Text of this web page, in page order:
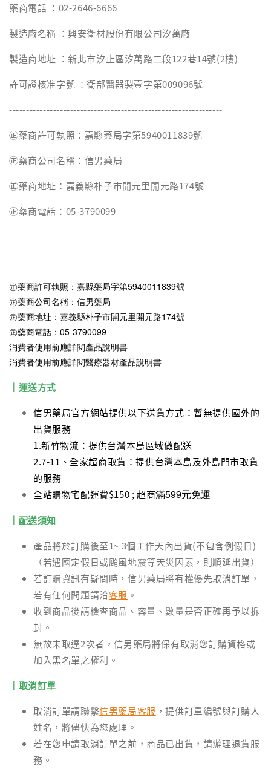
藥商電話 ：02-2646-6666
製造廠名稱 ：興安衛材股份有限公司汐萬廠
製造商地址 ：新北市汐止區汐萬路二段122巷14號(2樓)
許可證核准字號 ：衛部醫器製壹字第009096號
---------------------------------------------------------------
㊣藥商許可執照：嘉縣藥局字第5940011839號
㊣藥商公司名稱：信男藥局
㊣藥商地址：嘉義縣朴子市開元里開元路174號
㊣藥商電話：05-3790099
㊣藥商許可執照：嘉縣藥局字第5940011839號
㊣藥商公司名稱：信男藥局
㊣藥商地址：嘉義縣朴子市開元里開元路174號
㊣藥商電話：05-3790099
消費者使用前應詳閱產品說明書
消費者使用前應詳閱醫療器材產品說明書
｜運送方式
信男藥局官方網站提供以下送貨方式：暫無提供國外的
出貨服務
1.新竹物流：提供台灣本島區域做配送
2.7-11、全家超商取貨：提供台灣本島及外島門市取貨
的服務
全站購物宅配運費$150 ; 超商滿599元免運
｜配送須知
產品將於訂購後至1~ 3個工作天內出貨(不包含例假日)
（若遇國定假日或颱風地震等天災因素，則順延出貨）
若訂購資訊有疑問時，信男藥局將有權優先取消訂單，
若有任何問題請洽客服 。
收到商品後請檢查商品、容量、數量是否正確再予以拆
封。
無故未取達2次者，信男藥局將保有取消您訂購資格或
加入黑名單之權利。
｜取消訂單
取消訂單請聯繫信男藥局客服 ，提供訂單編號與訂購人
姓名，將儘快為您處理。
若在您申請取消訂單之前，商品已出貨，請辦理退貨服
務。